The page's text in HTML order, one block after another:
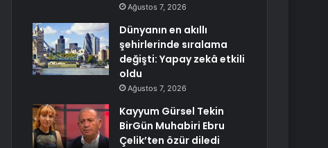
Ağustos 7, 2026
Dünyanın en akıllı
şehirlerinde sıralama
değişti: Yapay zekâ etkili
oldu
Ağustos 7, 2026
Kayyum Gürsel Tekin
BirGün Muhabiri Ebru
Çelik’ten özür diledi